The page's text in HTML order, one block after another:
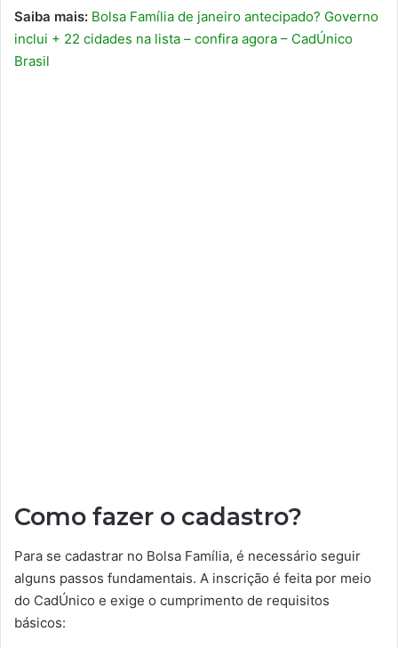
Saiba mais: Bolsa Família de janeiro antecipado? Governo
inclui + 22 cidades na lista – confira agora – CadÚnico
Brasil
Como fazer o cadastro?
Para se cadastrar no Bolsa Família, é necessário seguir
alguns passos fundamentais. A inscrição é feita por meio
do CadÚnico e exige o cumprimento de requisitos
básicos: